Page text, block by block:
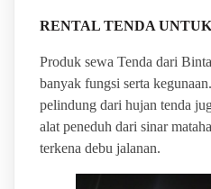
RENTAL TENDA
Produk sewa Tenda dari
banyak fungsi serta
pelindung dari hujan tenda
alat peneduh dari sinar
terkena debu jalanan.